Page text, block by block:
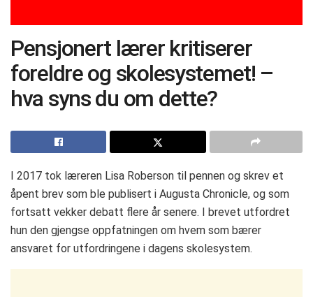
Pensjonert lærer kritiserer
foreldre og skolesystemet! –
hva syns du om dette?
I 2017 tok læreren Lisa Roberson til pennen og skrev et
åpent brev som ble publisert i Augusta Chronicle, og som
fortsatt vekker debatt flere år senere. I brevet utfordret
hun den gjengse oppfatningen om hvem som bærer
ansvaret for utfordringene i dagens skolesystem.